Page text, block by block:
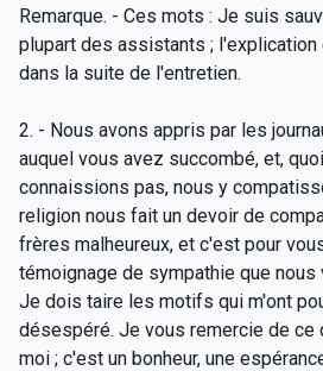
Remarque. - Ces mots : Je suis
plupart des assistants ; l'explication
dans la suite de l'entretien.
2. - Nous avons appris par les
auquel vous avez succombé, et,
connaissions pas, nous y
religion nous fait un devoir de
frères malheureux, et c'est pour
témoignage de sympathie que nous
Je dois taire les motifs qui m'ont
désespéré. Je vous remercie de ce
moi ; c'est un bonheur, une